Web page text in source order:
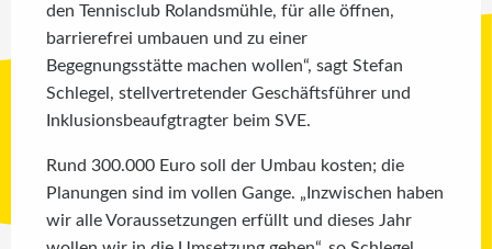
den Tennisclub Rolandsmühle, für alle öffnen,
barrierefrei umbauen und zu einer
Begegnungsstätte machen wollen“, sagt Stefan
Schlegel, stellvertretender Geschäftsführer und
Inklusionsbeaufgtragter beim SVE.
Rund 300.000 Euro soll der Umbau kosten; die
Planungen sind im vollen Gange. „Inzwischen haben
wir alle Voraussetzungen erfüllt und dieses Jahr